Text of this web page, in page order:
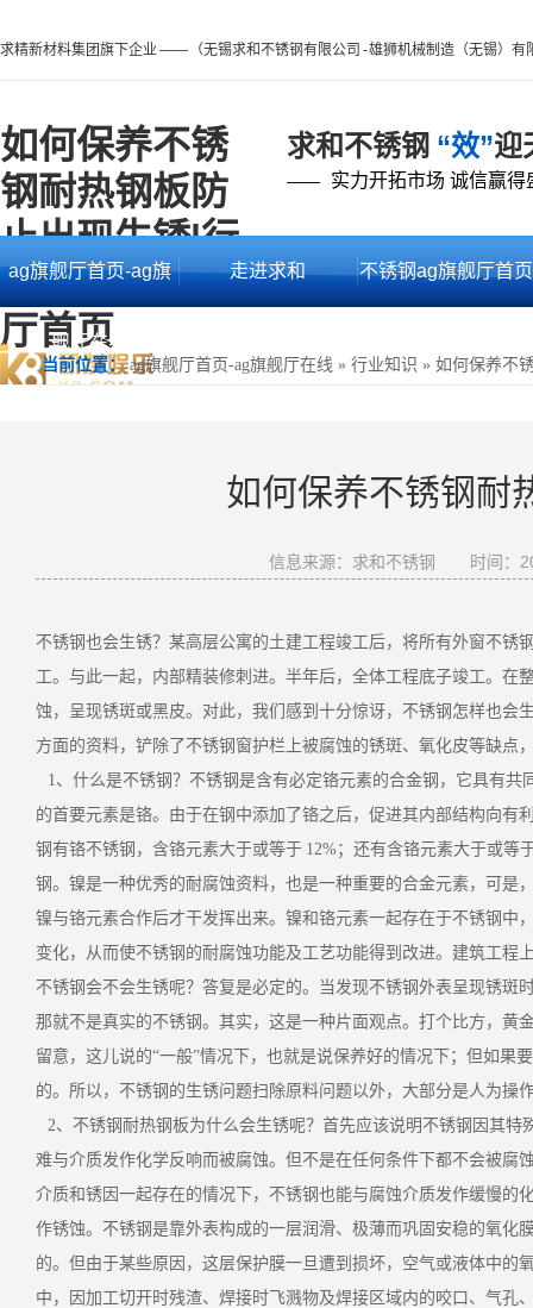
求精新材料集团旗下企业 —— （无锡求和不锈钢有限公司 - 雄狮机械制造（无锡）有
如何保养不锈
钢耐热钢板防
止出现生锈|行
业知识 -ag旗舰
厅首页
求和不锈钢 “效”迎
—— 实力开拓市场 诚信赢得
ag旗舰厅首页-ag旗
舰厅在线
走进求和 不锈钢ag旗舰厅首页
当前位置： ag旗舰厅首页-ag旗舰厅在线 » 行业知识 » 如何保养不
如何保养不锈钢耐
信息来源：求和不锈钢 时间：
不锈钢也会生锈？某高层公寓的土建工程竣工后，将所有外窗不
工。与此一起，内部精装修刺进。半年后，全体工程底子竣工。
蚀，呈现锈斑或黑皮。对此，我们感到十分惊讶，不锈钢怎样也
方面的资料，铲除了不锈钢窗护栏上被腐蚀的锈斑、氧化皮等缺点
1、什么是不锈钢？不锈钢是含有必定铬元素的合金钢，它具有
的首要元素是铬。由于在钢中添加了铬之后，促进其内部结构向
钢有铬不锈钢，含铬元素大于或等于 12%；还有含铬元素大于或
钢。镍是一种优秀的耐腐蚀资料，也是一种重要的合金元素，可
镍与铬元素合作后才干发挥出来。镍和铬元素一起存在于不锈钢
变化，从而使不锈钢 的耐腐蚀功能及工艺功能得到改进。建筑工程
不锈钢会不会生锈呢？答复是必定的。当发现不锈钢外表呈现锈
那就不是真实的不锈钢。其实，这是一种片面观点。打个比方，
留意，这儿说的“一般”情况下，也就是说保养好的情况下；但如果
的。所以，不锈钢的生锈问题扫除原料问题以外，大部分是人为操
2、不锈钢耐热钢板为什么会生锈呢？首先应该说明不锈钢因其
难与介质发作化学反响而被腐蚀。但不是在任何条件下都不会被
介质和锈因一起存在的情况下，不锈钢也能与腐蚀介质发作缓慢
作锈蚀。不锈钢是靠外表构成的一层润滑、极薄而巩固安稳的氧化
的。但由于某些原因，这层保护膜一旦遭到损坏，空气或液体中
中，因加工切开时残渣、焊接时飞溅物及焊接区域内的咬口、气